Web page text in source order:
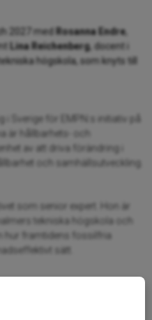
2027 med Rosanna Endre,
Lina Reichenberg, docent i
högskola, som knyts till
Sverige för EMPN:s initiativ på
är hållbarhets- och
av att driva förändring i
och samhällsutveckling.
som senior expert. Hon är
tekniska högskola och
hur framtidens fossilfria
sätt.